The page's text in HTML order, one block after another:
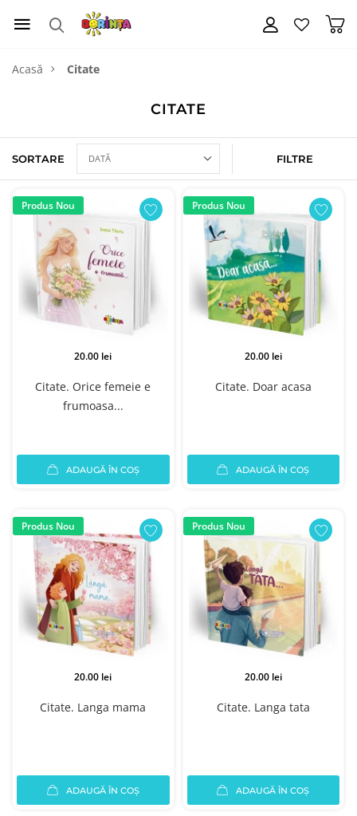
Acasă Citate
CITATE
SORTARE FILTRE
Produs Nou
Citate. Orice femeie e
frumoasa...
20.00 lei
ADAUGĂ ÎN COȘ
Produs Nou
Citate. Doar acasa
20.00 lei
ADAUGĂ ÎN COȘ
Produs Nou
Citate. Langa mama
20.00 lei
ADAUGĂ ÎN COȘ
Produs Nou
Citate. Langa tata
20.00 lei
ADAUGĂ ÎN COȘ